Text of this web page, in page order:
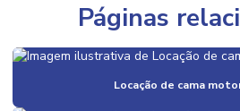
Páginas
Locação de cama